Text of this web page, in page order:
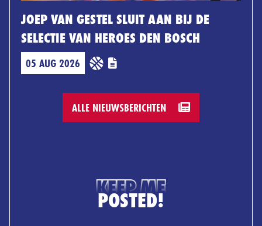
JOEP VAN GESTEL SLUIT AAN BIJ DE
SELECTIE VAN HEROES DEN BOSCH
05 AUG 2026
ALLE NIEUWSBERICHTEN
KEEP ME
POSTED!